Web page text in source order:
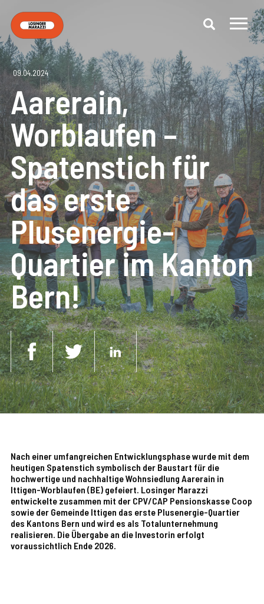
09.04.2024
Aarerain,
Worblaufen –
Spatenstich für
das erste
Plusenergie-
Quartier im Kanton
Bern!
Nach einer umfangreichen Entwicklungsphase wurde mit dem
heutigen Spatenstich symbolisch der Baustart für die
hochwertige und nachhaltige Wohnsiedlung Aarerain in
Ittigen-Worblaufen (BE) gefeiert. Losinger Marazzi
entwickelte zusammen mit der CPV/CAP Pensionskasse Coop
sowie der Gemeinde Ittigen das erste Plusenergie-Quartier
des Kantons Bern und wird es als Totalunternehmung
realisieren. Die Übergabe an die Investorin erfolgt
voraussichtlich Ende 2026.